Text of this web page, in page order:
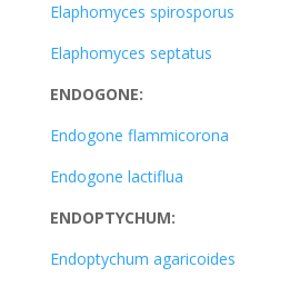
Elaphomyces spirosporus
Elaphomyces septatus
ENDOGONE:
Endogone flammicorona
Endogone lactiflua
ENDOPTYCHUM:
Endoptychum agaricoides